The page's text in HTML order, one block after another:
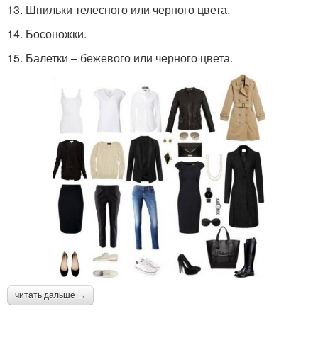
13. Шпильки телесного или черного цвета.
14. Босоножки.
15. Балетки – бежевого или черного цвета.
читать дальше →